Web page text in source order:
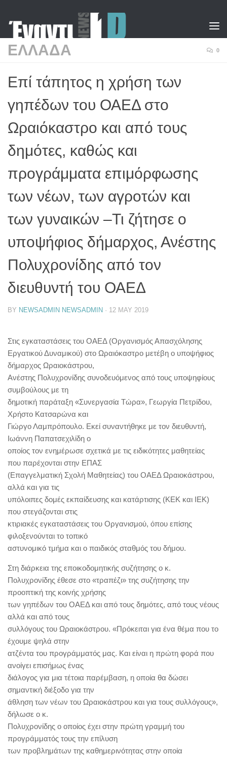
ΕΛΛΑΔΑ 0
Επί τάπητος η χρήση των
γηπέδων του ΟΑΕΔ στο
Ωραιόκαστρο και από τους
δημότες, καθώς και
προγράμματα επιμόρφωσης
των νέων, των αγροτών και
των γυναικών –Τι ζήτησε ο
υποψήφιος δήμαρχος, Ανέστης
Πολυχρονίδης από τον
διευθυντή του ΟΑΕΔ
BY NEWSADMIN NEWSADMIN · 12 MAY 2019
Στις εγκαταστάσεις του ΟΑΕΔ (Οργανισμός Απασχόλησης
Εργατικού Δυναμικού) στο Ωραιόκαστρο μετέβη ο υποψήφιος
δήμαρχος Ωραιοκάστρου,
Ανέστης Πολυχρονίδης συνοδευόμενος από τους υποψηφίους
συμβούλους με τη
δημοτική παράταξη «Συνεργασία Τώρα», Γεωργία Πετρίδου,
Χρήστο Κατσαρώνα και
Γιώργο Λαμπρόπουλο. Εκεί συναντήθηκε με τον διευθυντή,
Ιωάννη Παπατσεχιλίδη ο
οποίος τον ενημέρωσε σχετικά με τις ειδικότητες μαθητείας
που παρέχονται στην ΕΠΑΣ
(Επαγγελματική Σχολή Μαθητείας) του ΟΑΕΔ Ωραιοκάστρου,
αλλά και για τις
υπόλοιπες δομές εκπαίδευσης και κατάρτισης (ΚΕΚ και ΙΕΚ)
που στεγάζονται στις
κτιριακές εγκαταστάσεις του Οργανισμού, όπου επίσης
φιλοξενούνται το τοπικό
αστυνομικό τμήμα και ο παιδικός σταθμός του δήμου.
Στη διάρκεια της εποικοδομητικής συζήτησης ο κ.
Πολυχρονίδης έθεσε στο «τραπέζι» της συζήτησης την
προοπτική της κοινής χρήσης
των γηπέδων του ΟΑΕΔ και από τους δημότες, από τους νέους
αλλά και από τους
συλλόγους του Ωραιοκάστρου. «Πρόκειται για ένα θέμα που το
έχουμε ψηλά στην
ατζέντα του προγράμματός μας. Και είναι η πρώτη φορά που
ανοίγει επισήμως ένας
διάλογος για μια τέτοια παρέμβαση, η οποία θα δώσει
σημαντική διέξοδο για την
άθληση των νέων του Ωραιοκάστρου και για τους συλλόγους»,
δήλωσε ο κ.
Πολυχρονίδης ο οποίος έχει στην πρώτη γραμμή του
προγράμματός τους την επίλυση
των προβλημάτων της καθημερινότητας στην οποία